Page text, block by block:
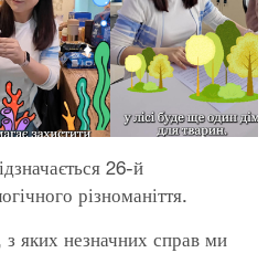
26-й
різноманіття.
яких незначних справ ми